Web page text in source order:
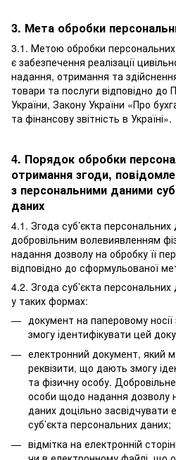
3. Мета обробки
3.1. Метою обробки персональних
є забезпечення реалізації
надання, отримання та
товари та послуги відповідно до
України, Закону України «Про
та фінансову звітність в Україні».
4. Порядок обробки
отримання згоди,
з персональними даними
даних
4.1. Згода суб’єкта
добровільним волевиявленням
надання дозволу на обробку її
відповідно до сформульованої
4.2. Згода суб’єкта
у таких формах:
документ на паперовому
змогу ідентифікувати цей
електронний документ, який
реквізити, що дають змогу
та фізичну особу.
особи щодо надання дозволу
даних доцільно засвідчувати
суб’єкта персональних даних;
відмітка на електронній